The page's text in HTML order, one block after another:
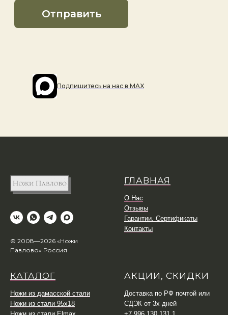
Подпишитесь на наc в MAX
© 2008—2026 «Ножи
Павлово» Россия
ГЛАВНАЯ
О Нас
Отзывы
Гарантии. Сертификаты
Контакты
КАТАЛОГ
Ножи из дамасской стали
Ножи из стали 95х18
АКЦИИ, СКИДКИ
Доставка по РФ почтой или
СДЭК от 3х дней